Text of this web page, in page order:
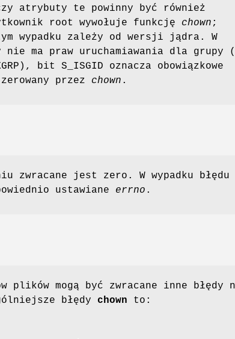
atrybuty te powinny być również
root wywołuje funkcję chown ;
wypadku zależy od wersji jądra. W
ma praw uruchamiawania dla grupy
bit S_ISGID oznacza obowiązkowe
przez chown .
zwracane jest zero. W wypadku błędu
ustawiane errno .
plików mogą być zwracane inne błędy
błędy chown to: